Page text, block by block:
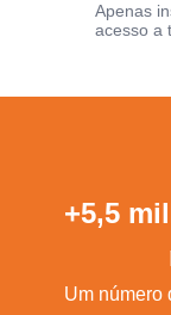
Apenas
acesso a
+5,5
Um número